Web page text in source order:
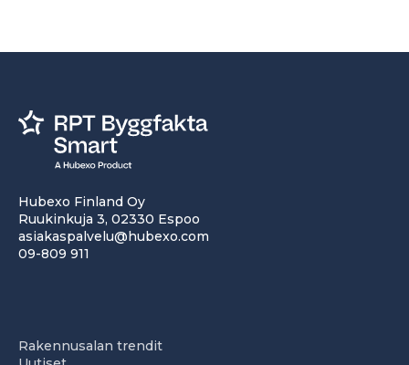
Hubexo Finland Oy
Ruukinkuja 3, 02330 Espoo
asiakaspalvelu@hubexo.com
09-809 911
Rakennusalan trendit